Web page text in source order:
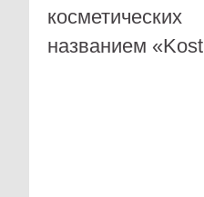
названием